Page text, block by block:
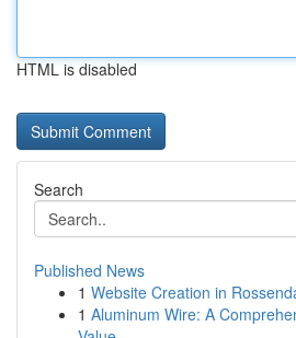
HTML is disabled
Search
Published News
1 Website Creation in
1 Aluminum Wire: A